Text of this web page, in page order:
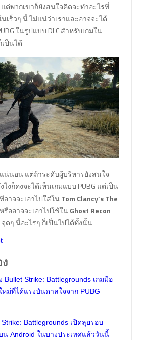
ต่พวกเขาก็ยังสนใจคิดจะทำอะไรที่
นเร็วๆ นี้ ไม่แน่ว่าเราและอาจจะได้
ในรูปแบบ DLC สำหรับเกมใน
ป็นได้
น่นอน แต่ถ้าระดับผู้บริหารยังสนใจ
งก็คงจะได้เห็นเกมแบบ PUBG แต่เป็น
าจจะเอาไปใส่ใน Tom Clancy’s The
รืออาจจะเอาไปใช้ใน Ghost Recon
ดๆ นี้อะไรๆ ก็เป็นไปได้ทั้งนั้น
Bullet Strike: Battlegrounds เกมมือ
หม่ที่ได้แรงบันดาลใจจาก PUBG
Strike: Battlegrounds เปิดลุยรอบ
น Android ในบางประเทศแล้ววันนี้